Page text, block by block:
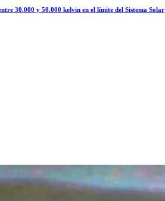
30.000 y 50.000 kelvin en el límite del Sistema Solar